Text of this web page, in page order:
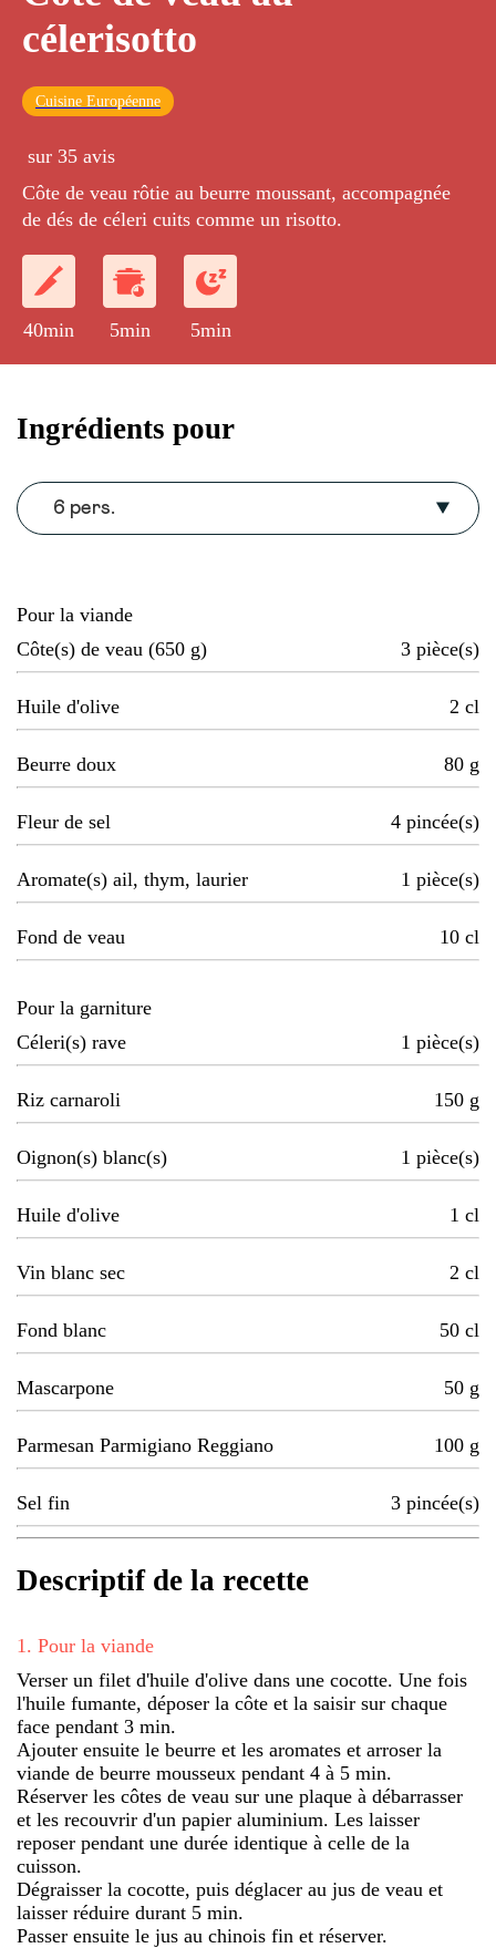
célerisotto
Cuisine Européenne
sur 35 avis
Côte de veau rôtie au beurre moussant, accompagnée
de dés de céleri cuits comme un risotto.
40min 5min 5min
Ingrédients pour
6 pers.
Pour la viande
Côte(s) de veau (650 g)
3 pièce(s)
Huile d'olive 2 cl
Beurre doux 80 g
Fleur de sel 4 pincée(s)
Aromate(s) ail, thym, laurier 1 pièce(s)
Fond de veau 10 cl
Pour la garniture
Céleri(s) rave
1 pièce(s)
Riz carnaroli 150 g
Oignon(s) blanc(s) 1 pièce(s)
Huile d'olive 1 cl
Vin blanc sec 2 cl
Fond blanc 50 cl
Mascarpone 50 g
Parmesan Parmigiano Reggiano 100 g
Sel fin 3 pincée(s)
Descriptif de la recette
1 . Pour la viande
Verser un filet d'huile d'olive dans une cocotte. Une fois
l'huile fumante, déposer la côte et la saisir sur chaque
face pendant 3 min.
Ajouter ensuite le beurre et les aromates et arroser la
viande de beurre mousseux pendant 4 à 5 min.
Réserver les côtes de veau sur une plaque à débarrasser
et les recouvrir d'un papier aluminium. Les laisser
reposer pendant une durée identique à celle de la
cuisson.
Dégraisser la cocotte, puis déglacer au jus de veau et
laisser réduire durant 5 min.
Passer ensuite le jus au chinois fin et réserver.